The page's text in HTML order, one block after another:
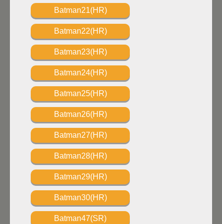
Batman21(HR)
Batman22(HR)
Batman23(HR)
Batman24(HR)
Batman25(HR)
Batman26(HR)
Batman27(HR)
Batman28(HR)
Batman29(HR)
Batman30(HR)
Batman47(SR)